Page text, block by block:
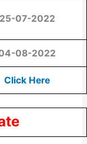
25-07-2022
08-2022
Click Here